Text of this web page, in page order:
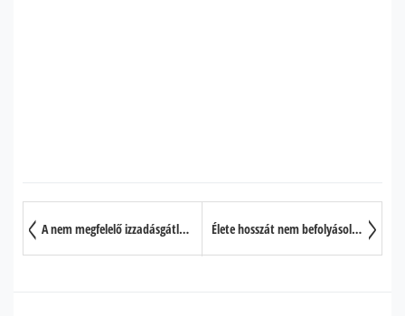
A nem megfelelő izzadásgátlók esetleges mellékhatásai Élete hosszát nem befolyásolja az intenzív 1-es típusú cukorbetegséget kezelő terápia